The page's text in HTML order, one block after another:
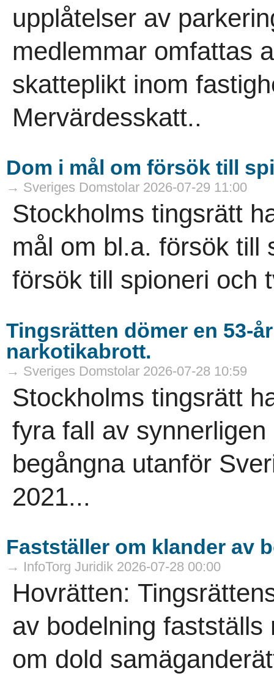
upplåtelser av
medlemmar omfattas
skatteplikt inom
Mervärdesskatt..
Dom i mål om försök till
→ Sveriges Domstolar 2026-07-29 11:00
Stockholms tingsrätt
mål om bl.a. försök till
försök till spioneri och
Tingsrätten dömer en 53-
narkotikabrott.
→ Sveriges Domstolar 2026-07-28 10:59
Stockholms tingsrätt
fyra fall av
begångna utanför
2021...
Fastställer om klander av
→ InfoTorg Juridik 2026-07-28 00:00
Hovrätten:
av bodelning
om dold